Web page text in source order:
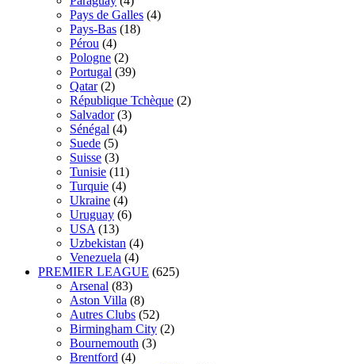
Pays de Galles (4)
Pays-Bas (18)
Pérou (4)
Pologne (2)
Portugal (39)
Qatar (2)
République Tchèque (2)
Salvador (3)
Sénégal (4)
Suede (5)
Suisse (3)
Tunisie (11)
Turquie (4)
Ukraine (4)
Uruguay (6)
USA (13)
Uzbekistan (4)
Venezuela (4)
PREMIER LEAGUE (625)
Arsenal (83)
Aston Villa (8)
Autres Clubs (52)
Birmingham City (2)
Bournemouth (3)
Brentford (4)